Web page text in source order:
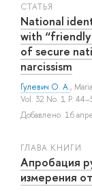
СТАТЬЯ
National
with
of secure
narcissism
Гулевич О. А.,
Vol. 32 No. 1 P.
Добавлено: 16
ГЛАВА КНИГИ
Апробация
измерения